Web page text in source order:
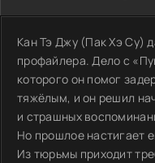
Кан Тэ Джу (Пак Хэ Су)
профайлера. Дело с
которого он помог
тяжёлым, и он решил
и страшных
Но прошлое настигает
Из тюрьмы приходит